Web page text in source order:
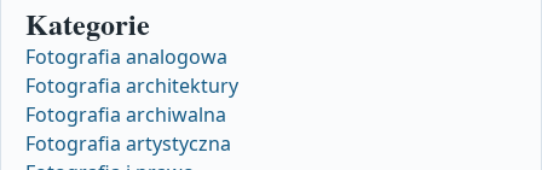
Kategorie
Fotografia analogowa
Fotografia architektury
Fotografia archiwalna
Fotografia artystyczna